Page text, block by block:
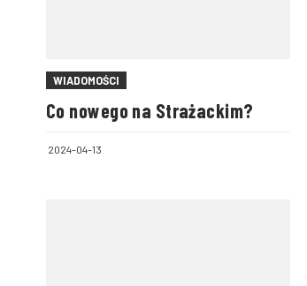
WIADOMOŚCI
Co nowego na Strażackim?
2024-04-13